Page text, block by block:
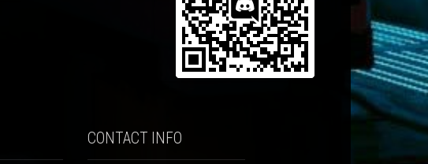
CONTACT INFO